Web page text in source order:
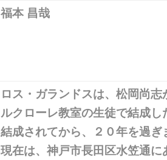
福本 昌哉
ロス・ガランドスは、松岡尚
ルクローレ教室の生徒で結成し
結成されてから、２０年を過ぎ
現在は、神戸市長田区水笠通に